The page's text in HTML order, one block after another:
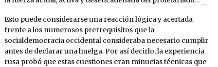
Esto puede considerarse una reacción lógica y acertada
frente a los numerosos prerrequisitos que la
socialdemocracia occidental consideraba necesario cumplir
antes de declarar una huelga. Por así decirlo, la experiencia
rusa probó que estas cuestiones eran minucias técnicas que